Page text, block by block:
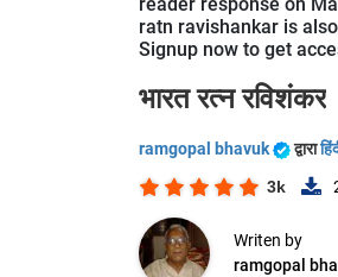
ratn ravishankar is
Signup now to get
भारत रत्न रविशंकर
ramgopal bhavuk द्वारा
3k
Writen by
ramgopal